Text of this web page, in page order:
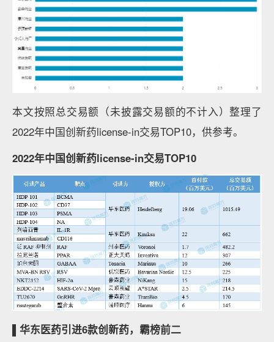
本文按照总交易额（未披露交易额的不计入）整理了
2022年中国创新药license-in交易TOP10，供参考。
2022年中国创新药license-in交易TOP10
▌华东医药引进6款创新药，霸榜前二